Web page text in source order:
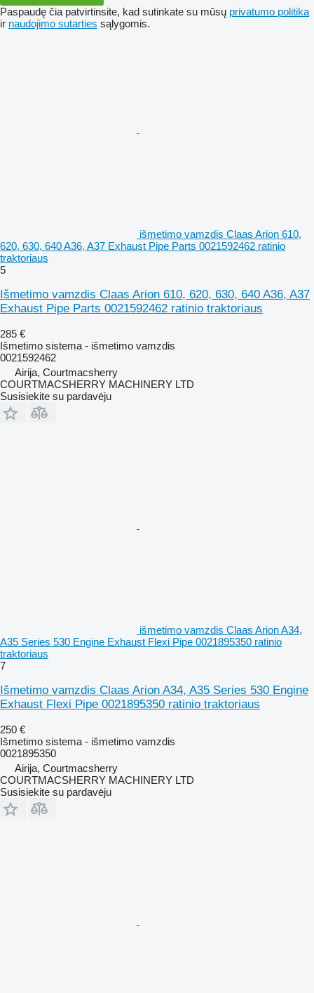
Paspaudę čia patvirtinsite, kad sutinkate su mūsų privatumo politika
ir naudojimo sutarties sąlygomis.
išmetimo vamzdis Claas Arion 610,
620, 630, 640 A36, A37 Exhaust Pipe Parts 0021592462 ratinio
traktoriaus
5
Išmetimo vamzdis Claas Arion 610, 620, 630, 640 A36, A37
Exhaust Pipe Parts 0021592462 ratinio traktoriaus
285 €
Išmetimo sistema - išmetimo vamzdis
0021592462
Airija, Courtmacsherry
COURTMACSHERRY MACHINERY LTD
Susisiekite su pardavėju
išmetimo vamzdis Claas Arion A34,
A35 Series 530 Engine Exhaust Flexi Pipe 0021895350 ratinio
traktoriaus
7
Išmetimo vamzdis Claas Arion A34, A35 Series 530 Engine
Exhaust Flexi Pipe 0021895350 ratinio traktoriaus
250 €
Išmetimo sistema - išmetimo vamzdis
0021895350
Airija, Courtmacsherry
COURTMACSHERRY MACHINERY LTD
Susisiekite su pardavėju